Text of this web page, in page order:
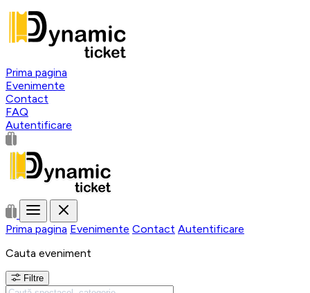
Prima pagina
Evenimente
Contact
FAQ
Autentificare
Prima pagina Evenimente Contact Autentificare
Cauta eveniment
Filtre